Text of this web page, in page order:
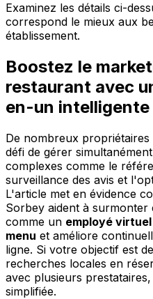
Examinez les détails ci-
correspond le mieux aux
établissement.
Boostez le
restaurant avec
en-un intelligente
De nombreux
défi de gérer
complexes comme le
surveillance des avis et
L'article met en évidence
Sorbey aident à surmonter
comme un employé
menu et améliore
ligne. Si votre objectif est
recherches locales en
avec plusieurs
simplifiée.